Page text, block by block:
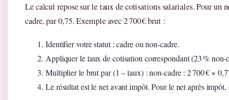
Le calcul repose sur le taux de cotisations salariales. Pour un
cadre, par 0,75. Exemple avec 2 700 € brut :
Identifier votre statut : cadre ou non‑cadre.
Appliquer le taux de cotisation correspondant (23 %
Multiplier le brut par (1 – taux) : non‑cadre : 2 700 € ×
Le résultat est le net avant impôt. Pour le net après